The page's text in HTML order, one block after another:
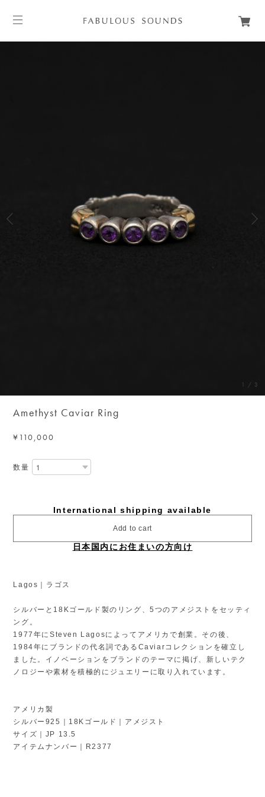
1 / 3
Amethyst Caviar Ring
¥110,000
数量
International shipping available
Add to cart
日本国内にお住まいの方向け
Lagos｜ラゴス
シルバーと18Kゴールド製のリング、5つのアメジストをセッティ
ング。
1977年にSteven Lagosによってアメリカで創業。その後、
1984年にブランドの代名詞であるCaviarコレクションを確立し
ました。イノベーションをブランドのテーマに掲げ、新しいテク
ノロジーや素材を積極的にジュエリーに取り入れています。
アメリカ製
シルバー925｜18Kゴールド｜アメジスト
サイズ｜JP 13.5
アイテムナンバー｜R2377